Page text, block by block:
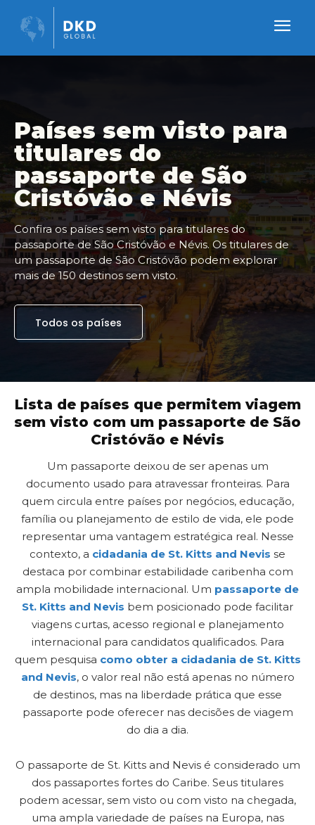
Países sem visto para
titulares do
passaporte de São
Cristóvão e Névis
Confira os países sem visto para titulares do
passaporte de São Cristóvão e Névis. Os titulares de
um passaporte de São Cristóvão podem explorar
mais de 150 destinos sem visto.
Todos os países
Lista de países que permitem viagem
sem visto com um passaporte de São
Cristóvão e Névis
Um passaporte deixou de ser apenas um
documento usado para atravessar fronteiras. Para
quem circula entre países por negócios, educação,
família ou planejamento de estilo de vida, ele pode
representar uma vantagem estratégica real. Nesse
contexto, a cidadania de St. Kitts and Nevis se
destaca por combinar estabilidade caribenha com
ampla mobilidade internacional. Um passaporte de
St. Kitts and Nevis bem posicionado pode facilitar
viagens curtas, acesso regional e planejamento
internacional para candidatos qualificados. Para
quem pesquisa como obter a cidadania de St. Kitts
and Nevis, o valor real não está apenas no número
de destinos, mas na liberdade prática que esse
passaporte pode oferecer nas decisões de viagem
do dia a dia.
O passaporte de St. Kitts and Nevis é considerado um
dos passaportes fortes do Caribe. Seus titulares
podem acessar, sem visto ou com visto na chegada,
uma ampla variedade de países na Europa, nas